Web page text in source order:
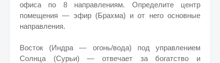
офиса по 8 направлениям. Определите центр
помещения — эфир (Брахма) и от него основные
направления.
Восток (Индра — огонь/вода) под управлением
Солнца (Сурьи) — отвечает за богатство и